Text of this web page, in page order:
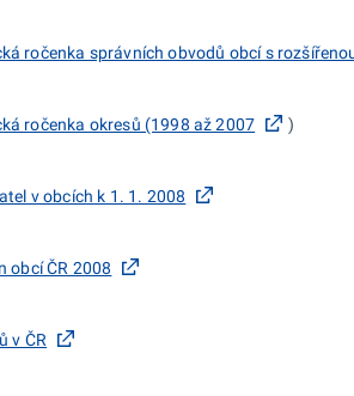
ročenka správních obvodů obcí s
ročenka okresů (1998 až 2007 )
v obcích k 1. 1. 2008
obcí ČR 2008
v ČR